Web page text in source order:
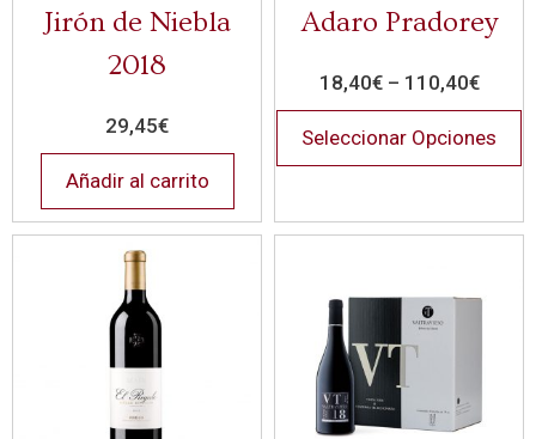
Jirón de Niebla
2018
29,45€
Añadir al carrito
Adaro Pradorey
18,40€– 110,40€
Seleccionar Opciones